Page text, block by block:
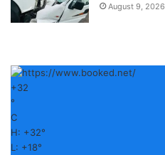
August 9, 2026
+32
°
C
H: +32°
L: +18°